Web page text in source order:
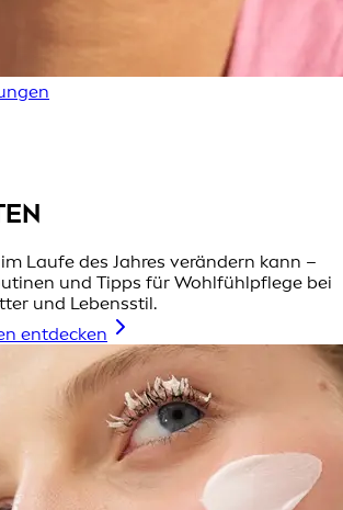
Laufe des Jahres verändern kann –
und Tipps für Wohlfühlpflege bei
und Lebensstil.
entdecken